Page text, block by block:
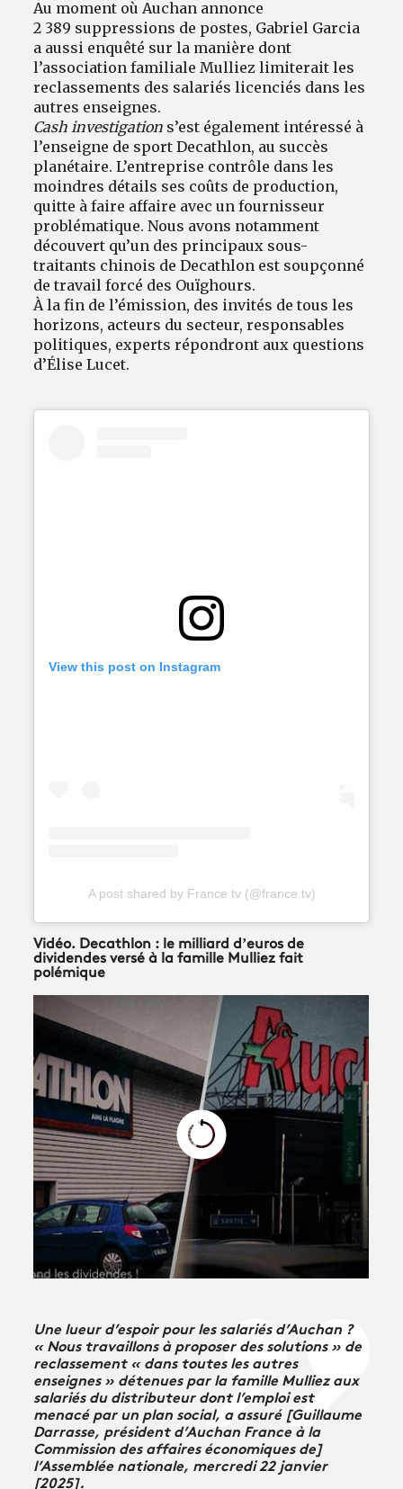
Au moment où Auchan annonce
2 389 suppressions de postes, Gabriel Garcia
a aussi enquêté sur la manière dont
l’association familiale Mulliez limiterait les
reclassements des salariés licenciés dans les
autres enseignes.
Cash investigation s’est également intéressé à
l’enseigne de sport Decathlon, au succès
planétaire. L’entreprise contrôle dans les
moindres détails ses coûts de production,
quitte à faire affaire avec un fournisseur
problématique. Nous avons notamment
découvert qu’un des principaux sous-
traitants chinois de Decathlon est soupçonné
de travail forcé des Ouïghours.
À la fin de l’émission, des invités de tous les
horizons, acteurs du secteur, responsables
politiques, experts répondront aux questions
d’Élise Lucet.
View this post on Instagram
A post shared by France tv (@france.tv)
Vidéo. Decathlon : le milliard d’euros de
dividendes versé à la famille Mulliez fait
polémique
Une lueur d’espoir pour les salariés d’Auchan ?
« Nous travaillons à proposer des solutions » de
reclassement « dans toutes les autres
enseignes » détenues par la famille Mulliez aux
salariés du distributeur dont l’emploi est
menacé par un plan social, a assuré [Guillaume
Darrasse, président d’Auchan France à la
Commission des affaires économiques de]
l’Assemblée nationale, mercredi 22 janvier
[2025].